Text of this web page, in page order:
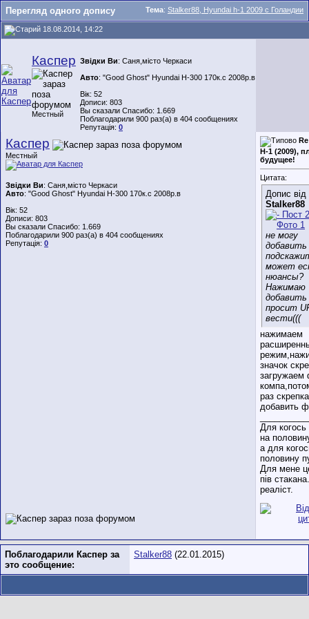
Тема: Stalker88, Hyundai h-1 2009 с Голандии
Перегляд одного допису
18.08.2014, 14:22
Каспер
Местный
Звідки Ви: Саня,місто Черкаси
Авто: "Good Ghost" Hyundai H-300 170к.с 2008р.в
Вік: 52
Дописи: 803
Вы сказали Спасибо: 1.669
Поблагодарили 900 раз(а) в 404 сообщениях
Репутація: 0
Каспер
Местный
Звідки Ви: Саня,місто Черкаси
Авто: "Good Ghost" Hyundai H-300 170к.с 2008р.в
Вік: 52
Дописи: 803
Вы сказали Спасибо: 1.669
Поблагодарили 900 раз(а) в 404 сообщениях
Репутація: 0
H-1 (2009),
будущее!
Цитата:
Допис від
Stalker88
не могу
может
нюансы?
Нажимаю
просит
вести(((
нажимаем
значок
загружаем
раз
добавить
Для когось
на
а для
половину
Для мене
пів
реаліст.
Поблагодарили Каспер за
это сообщение:
Stalker88 (22.01.2015)